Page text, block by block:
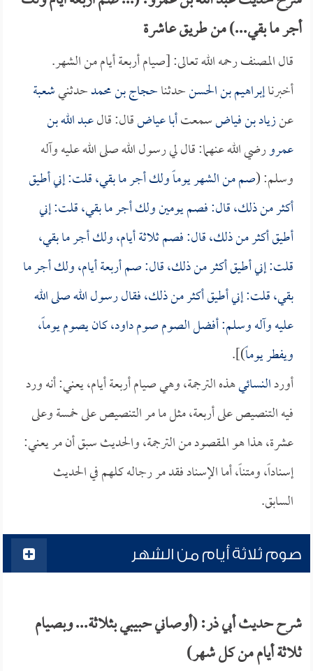
أجر ما بقي...) من طريق عاشرة
قال المصنف رحمه الله تعالى: [صيام أربعة أيام من الشهر.
أخبرناإبراهيم بن الحسنحدثناحجاج بن محمدحدثنيشعبة
عنزياد بن فياضسمعتأبا عياضقال: قالعبد الله بن
عمرورضي الله عنهما: قال لي رسول الله صلى الله عليه وآله
وسلم: (صم من الشهر يوماً ولك أجر ما بقي، قلت: إني أطيق
أكثر من ذلك، قال: فصم يومين ولك أجر ما بقي، قلت: إني
أطيق أكثر من ذلك، قال: فصم ثلاثة أيام، ولك أجر ما بقي،
قلت: إني أطيق أكثر من ذلك، قال: صم أربعة أيام، ولك أجر ما
بقي، قلت: إني أطيق أكثر من ذلك، فقال رسول الله صلى الله
عليه وآله وسلم: أفضل الصوم صوم داود، كان يصوم يوماً،
ويفطر يوماً)].
أوردالنسائيهذه الترجمة، وهي صيام أربعة أيام، يعني: أنه ورد
فيه التنصيص على أربعة، مثل ما مر التنصيص على خمسة وعلى
عشرة، هذا هو المقصود من الترجمة، والحديث سبق أن مر يعني:
إسناداً، ومتناً، أما الإسناد فقد مر رجاله كلهم في الحديث
السابق.
صوم ثلاثة أيام من الشهر
شرح حديث أبي ذر: (أوصاني حبيبي بثلاثة... وبصيام
ثلاثة أيام من كل شهر)